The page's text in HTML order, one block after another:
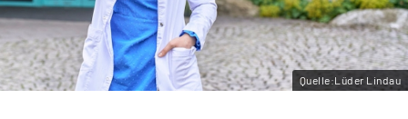
Leichte Sprache
Gebärdensprache
Quelle:Lüder Lindau